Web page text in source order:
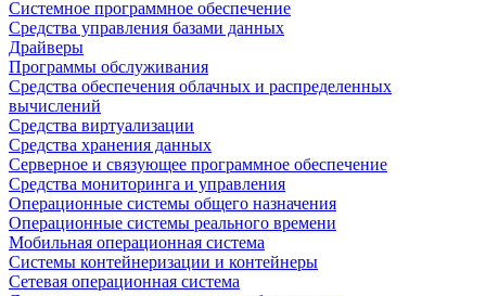
Системное программное обеспечение
Средства управления базами данных
Драйверы
Программы обслуживания
Средства обеспечения облачных и распределенных
вычислений
Средства виртуализации
Средства хранения данных
Серверное и связующее программное обеспечение
Средства мониторинга и управления
Операционные системы общего назначения
Операционные системы реального времени
Мобильная операционная система
Системы контейнеризации и контейнеры
Сетевая операционная система